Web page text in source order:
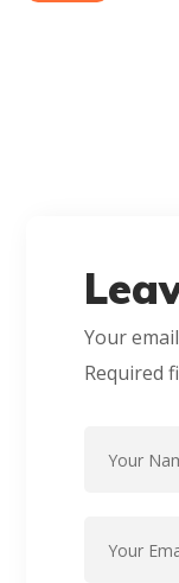
Your
Required